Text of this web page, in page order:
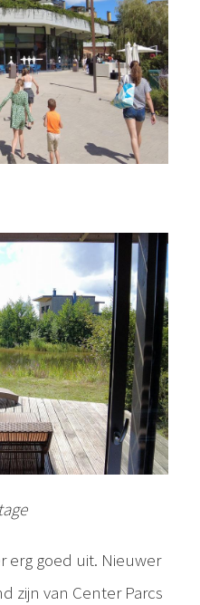
erg goed uit. Nieuwer
zijn van Center Parcs